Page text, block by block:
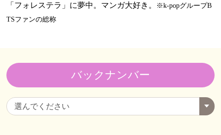
「フォレステラ」に夢中。マンガ大好き。
※k-popグループB
TSファンの総称
バックナンバー